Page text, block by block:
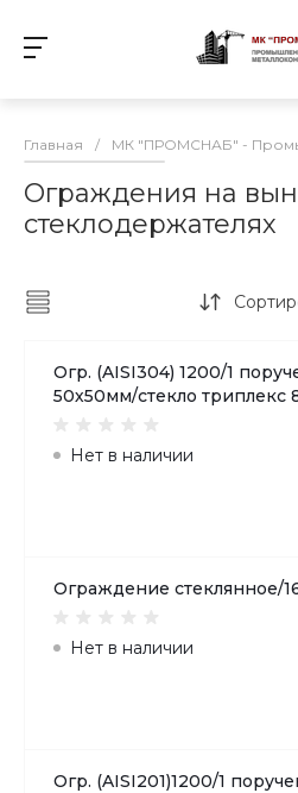
Главная / МК "ПРОМСНАБ" -
Ограждения на
стеклодержателях
Огр. (AISI304) 1200/1
50х50мм/стекло триплекс
Нет в наличии
Ограждение стеклянное/
Нет в наличии
Огр. (AISI201)1200/1